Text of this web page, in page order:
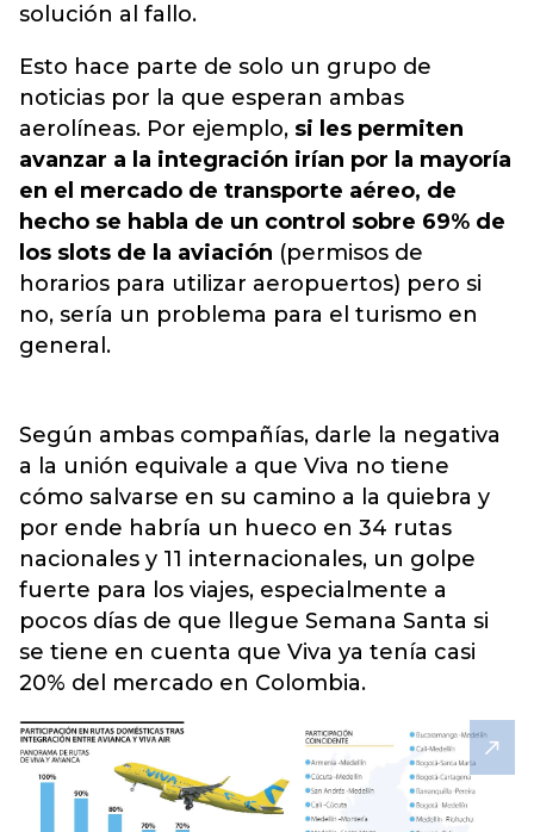
solución al fallo.
Esto hace parte de solo un grupo de
noticias por la que esperan ambas
aerolíneas. Por ejemplo, si les permiten
avanzar a la integración irían por la mayoría
en el mercado de transporte aéreo, de
hecho se habla de un control sobre 69% de
los slots de la aviación (permisos de
horarios para utilizar aeropuertos) pero si
no, sería un problema para el turismo en
general.
Según ambas compañías, darle la negativa
a la unión equivale a que Viva no tiene
cómo salvarse en su camino a la quiebra y
por ende habría un hueco en 34 rutas
nacionales y 11 internacionales, un golpe
fuerte para los viajes, especialmente a
pocos días de que llegue Semana Santa si
se tiene en cuenta que Viva ya tenía casi
20% del mercado en Colombia.